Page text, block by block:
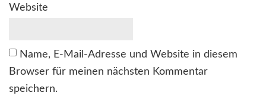
Website
Name, E-Mail-Adresse und Website in diesem
Browser für meinen nächsten Kommentar
speichern.